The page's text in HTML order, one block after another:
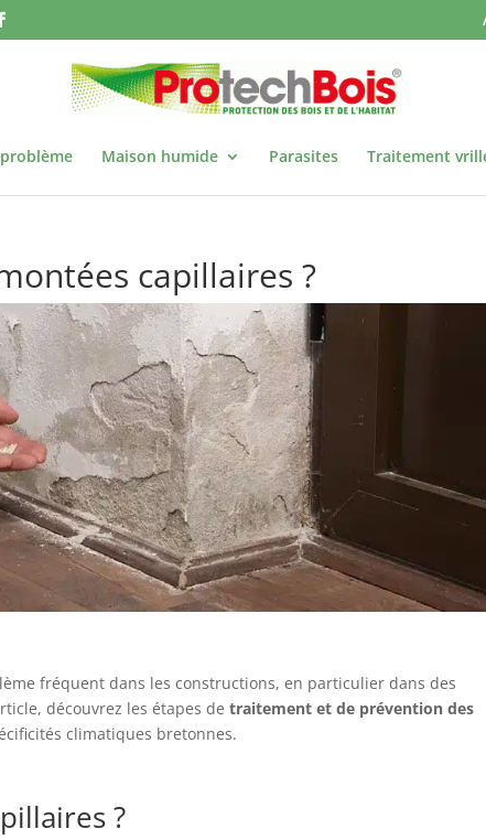
Maison humide Parasites Traitement
capillaires ?
fréquent dans les constructions, en particulier dans des
découvrez les étapes detraitement et de prévention des
climatiques bretonnes.
?